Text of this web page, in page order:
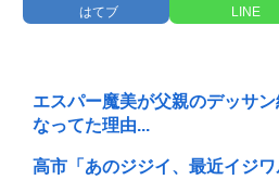
はてブ LINE
エスパー魔美が父親のデッサ
なってた理由...
高市「あのジジイ、最近イジワ